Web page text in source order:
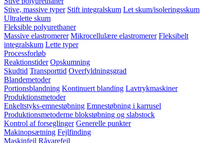
Stive, massive typer Stift integralskum Let skum/isoleringsskum
Ultralette skum
Fleksible polyurethaner
Massive elastromerer Mikrocellulære elastromerer Fleksibelt
integralskum Lette typer
Processforløb
Reaktionstider Opskumning
Skudtid Transporttid Overfyldningsgrad
Blandemetoder
Portionsblandning Kontinuert blanding Lavtrykmaskiner
Produktionsmetoder
Enkeltstyks-emnestøbning Emnestøbning i karrusel
Produktionsmetoderne blokstøbning og slabstock
Kontrol af forseglinger Generelle punkter
Makinopsætning Fejlfinding
Maskinfejl Råvarefejl